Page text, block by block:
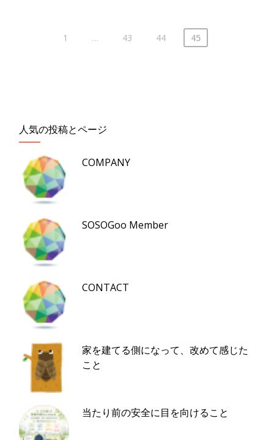
1 … 43 44 45
人気の投稿とページ
COMPANY
SOSOGoo Member
CONTACT
家を建てる側になって、改めて感じた
こと
当たり前の安全に目を向けること